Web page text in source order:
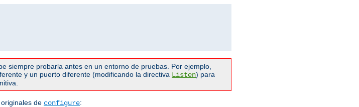
siempre probarla antes en un entorno de pruebas. Por ejemplo,
y un puerto diferente (modificando la directiva Listen) para
de configure: